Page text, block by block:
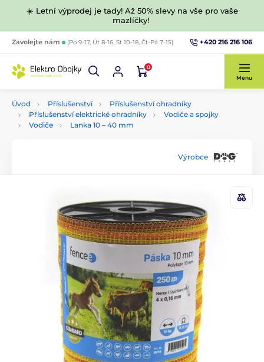
☀️ Letní výprodej je tady! Až 50% slevy na vše pro vaše
mazlíčky!
Zavolejte nám (Po 9-17, Út 8-16, St 10-18, Čt-Pá 7-15) +420 216 216 106
0
Menu
Úvod Příslušenství
Příslušenství ohradníky
Příslušenství elektrické ohradníky
Vodiče a spojky
Vodiče
Lanka 10 –⁠ 40 mm
Výrobce